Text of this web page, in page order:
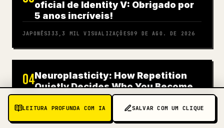
LEITURA PROFUNDA COM IA SALVAR COM UM CLIQUE
oficial de Identity V: Obrigado por
5 anos incríveis!
JAPONÊS333,3 MIL VISUALIZAÇÕES09 DE AGO. DE 2026
04Neuroplasticity: How Repetition
Quietly Decides Who You Become
08 DE AGO. DE 2026